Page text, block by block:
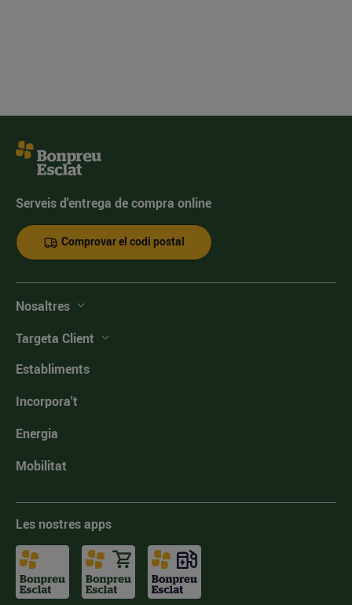
Serveis d'entrega de compra online
Comprovar el codi postal
Nosaltres
Targeta Client
Establiments
Incorpora't
Energia
Mobilitat
Les nostres apps